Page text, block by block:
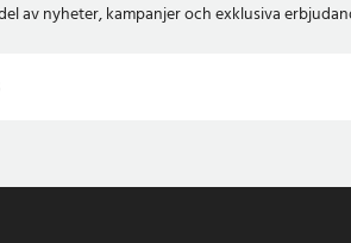
av nyheter, kampanjer och exklusiva